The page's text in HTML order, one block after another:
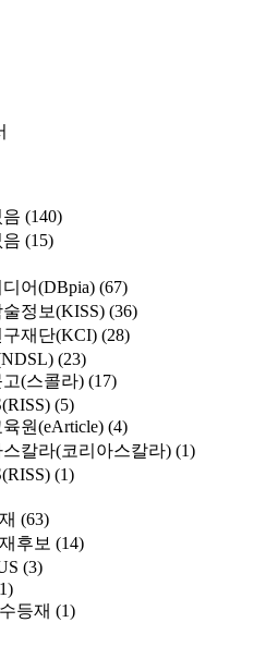
(140)
(15)
어(DBpia) (67)
정보(KISS) (36)
구재단(KCI) (28)
(23)
고(스콜라) (17)
(5)
원(eArticle) (4)
스칼라(코리아스칼라) (1)
(1)
(63)
후보 (14)
(3)
등재 (1)